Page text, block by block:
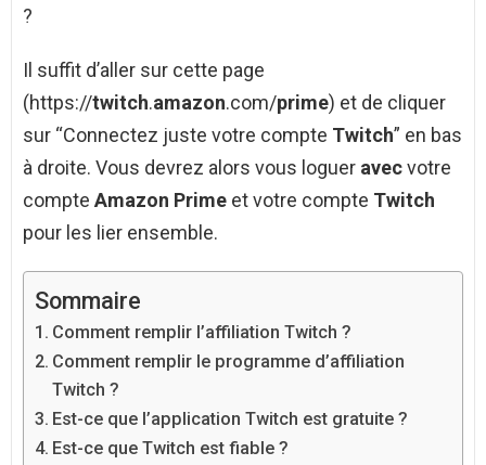
?
Il suffit d’aller sur cette page
(https://twitch.amazon.com/prime) et de cliquer
sur “Connectez juste votre compte Twitch” en bas
à droite. Vous devrez alors vous loguer avecvotre
compte Amazon Prime et votre compte Twitch
pour les lier ensemble.
Sommaire
Comment remplir l’affiliation Twitch ?
Comment remplir le programme d’affiliation
Twitch ?
Est-ce que l’application Twitch est gratuite ?
Est-ce que Twitch est fiable ?